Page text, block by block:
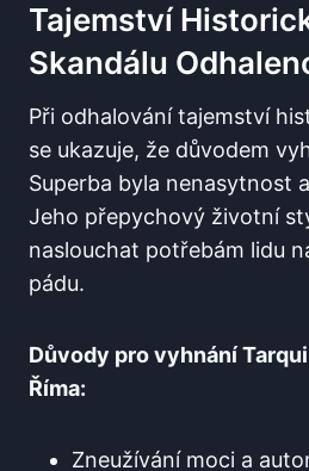
Tajemství
Skandálu
Při odhalování tajemství
se ukazuje, že důvodem
Superba byla nenasytnost
Jeho přepychový životní
naslouchat potřebám lidu
pádu.
Důvody pro vyhnání
Říma:
Zneužívání moci a